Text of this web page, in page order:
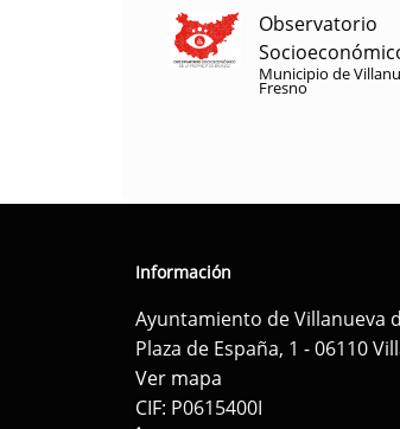
Observatorio
Municipio de
Fresno
Información
Ayuntamiento de Villanueva
Plaza de España, 1 - 06110
Ver mapa
CIF: P0615400I